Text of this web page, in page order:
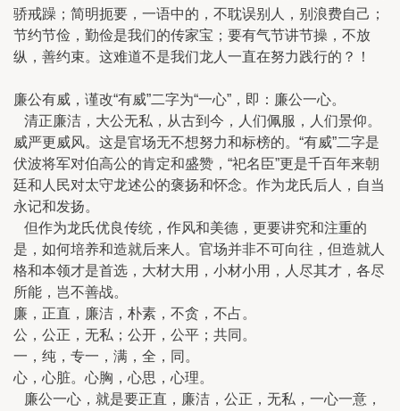
骄戒躁；简明扼要，一语中的，不耽误别人，别浪费自己；
节约节俭，勤俭是我们的传家宝；要有气节讲节操，不放
纵，善约束。这难道不是我们龙人一直在努力践行的？！
廉公有威，谨改“有威”二字为“一心”，即：廉公一心。
清正廉洁，大公无私，从古到今，人们佩服，人们景仰。
威严更威风。这是官场无不想努力和标榜的。“有威”二字是
伏波将军对伯高公的肯定和盛赞，“祀名臣”更是千百年来朝
廷和人民对太守龙述公的褒扬和怀念。作为龙氏后人，自当
永记和发扬。
但作为龙氏优良传统，作风和美德，更要讲究和注重的
是，如何培养和造就后来人。官场并非不可向往，但造就人
格和本领才是首选，大材大用，小材小用，人尽其才，各尽
所能，岂不善战。
廉，正直，廉洁，朴素，不贪，不占。
公，公正，无私；公开，公平；共同。
一，纯，专一，满，全，同。
心，心脏。心胸，心思，心理。
廉公一心，就是要正直，廉洁，公正，无私，一心一意，